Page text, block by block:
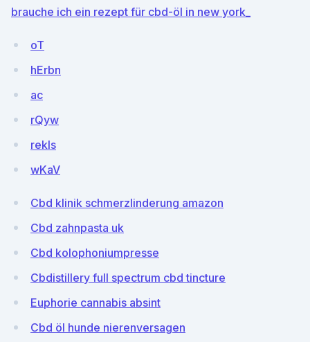
brauche ich ein rezept für cbd-öl in new york_
oT
hErbn
ac
rQyw
rekIs
wKaV
Cbd klinik schmerzlinderung amazon
Cbd zahnpasta uk
Cbd kolophoniumpresse
Cbdistillery full spectrum cbd tincture
Euphorie cannabis absint
Cbd öl hunde nierenversagen